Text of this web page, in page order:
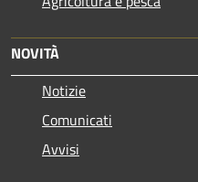
NOVITÀ
Notizie
Comunicati
Avvisi